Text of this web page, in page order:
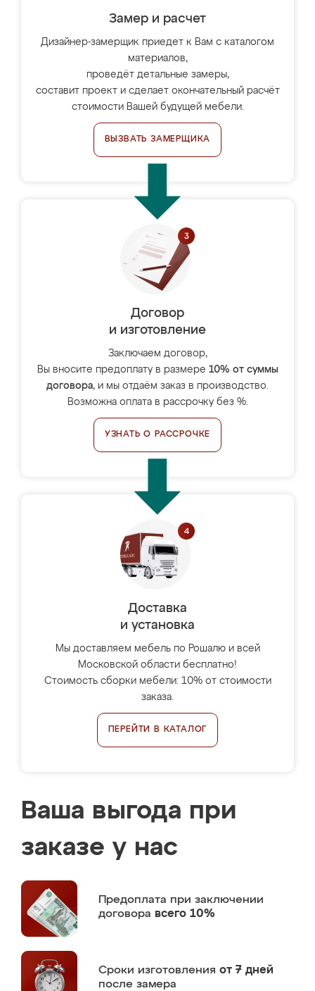
Замер и расчет
Дизайнер-замерщик приедет к Вам с каталогом
материалов,
проведёт детальные замеры,
составит проект и сделает окончательный расчёт
стоимости Вашей будущей мебели.
ВЫЗВАТЬ ЗАМЕРЩИКА
Договор
и изготовление
Заключаем договор,
Вы вносите предоплату в размере 10% от суммы
договора, и мы отдаём заказ в производство.
Возможна оплата в рассрочку без %.
УЗНАТЬ О РАССРОЧКЕ
Доставка
и установка
Мы доставляем мебель по Рошалю и всей
Московской области бесплатно!
Стоимость сборки мебели: 10% от стоимости
заказа.
ПЕРЕЙТИ В КАТАЛОГ
Ваша выгода при
заказе у нас
Предоплата при заключении
договора всего 10%
Сроки изготовления от 7 дней
после замера